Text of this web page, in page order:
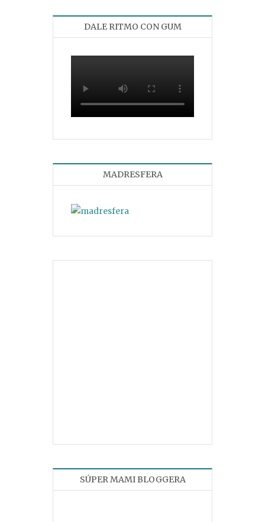
DALE RITMO CON GUM
MADRESFERA
SÚPER MAMI BLOGGERA